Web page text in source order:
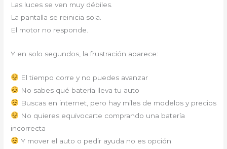
Las luces se ven muy débiles.
La pantalla se reinicia sola.
El motor no responde.
Y en solo segundos, la frustración aparece:
El tiempo corre y no puedes avanzar
No sabes qué batería lleva tu auto
Buscas en internet, pero hay miles de modelos y precios
No quieres equivocarte comprando una batería
incorrecta
Y mover el auto o pedir ayuda no es opción